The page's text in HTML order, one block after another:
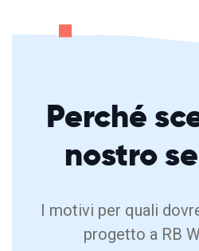
Perché
nostro
I motivi per quali
progetto a RB